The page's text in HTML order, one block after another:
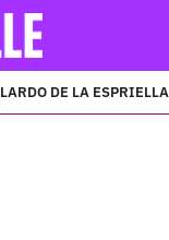
DE LA ESPRIELLA